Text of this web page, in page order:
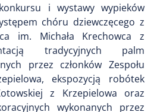
i wystawy wypieków
chóru dziewczęcego z
im. Michała Krechowca z
tradycyjnych palm
przez członków Zespołu
ekspozycją robótek
z Krzepielowa oraz
wykonanych przez